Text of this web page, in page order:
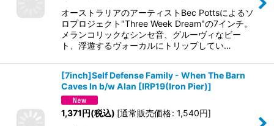
オーストラリアのアーティストBec Pottsによるソ
ロプロジェクト"Three Week Dream"の7インチ。
メランコリックなシンセ音、グルーヴィなビー
ト、浮遊するヴォーカルにトリップしてい…
[7inch]Self Defense Family - When The Barn
Caves In b/w Alan [IRP19(Iron Pier)]
1,371円(税込) [通常販売価格: 1,540円]